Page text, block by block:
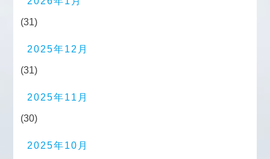
(31)
2025年12月
(31)
2025年11月
(30)
2025年10月